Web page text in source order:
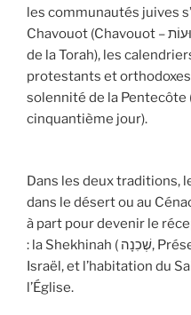
les communautés juives
Chavouot (Chavouot – שָׁבוּעוֹת, Fête des Semaines/Don
de la Torah), les
protestants et
solennité de la Pentecôte
cinquantième jour).
Dans les deux traditions,
dans le désert ou au
à part pour devenir le
: la Shekhinah ( שְׁכִנָה, Présence Divine immanente) pour
Israël, et l’habitation du
l’Église.